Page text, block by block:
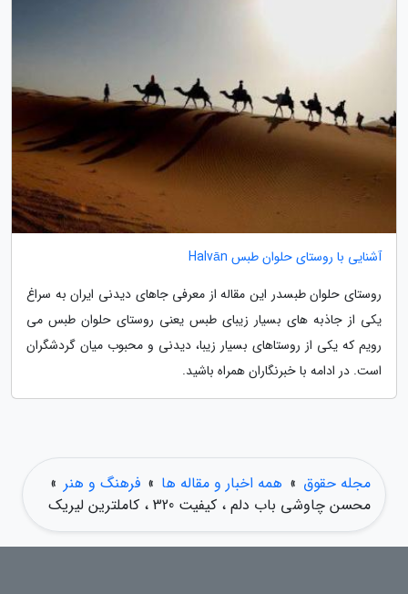
آشنایی با روستای حلوان طبس Halvān
روستای حلوان طبسدر این مقاله از معرفی جاهای دیدنی ایران به سراغ
یکی از جاذبه های بسیار زیبای طبس یعنی روستای حلوان طبس می
رویم که یکی از روستاهای بسیار زیبا، دیدنی و محبوب میان گردشگران
است. در ادامه با خبرنگاران همراه باشید.
مجله حقوق » همه اخبار و مقاله ها » فرهنگ و هنر »
محسن چاوشی باب دلم ، کیفیت 320 ، کاملترین لیریک